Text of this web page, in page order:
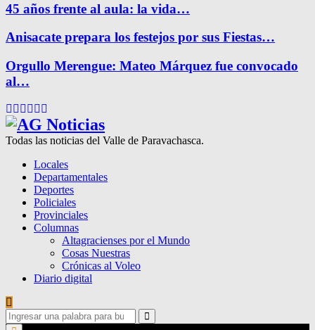
45 años frente al aula: la vida…
Anisacate prepara los festejos por sus Fiestas…
Orgullo Merengue: Mateo Márquez fue convocado
al…
Facebook
Twitter
Instagram
Pinterest
Google
Todas las noticias del Valle de Paravachasca.
Locales
Departamentales
Deportes
Policiales
Provinciales
Columnas
Altagracienses por el Mundo
Cosas Nuestras
Crónicas al Voleo
Diario digital
Search
for:
Search